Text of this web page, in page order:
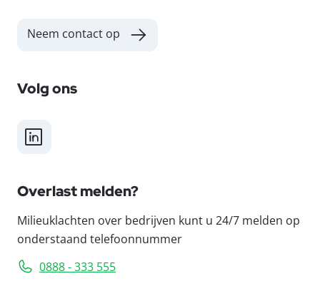
Neem contact op
Volg ons
LinkedIn
Overlast melden?
Milieuklachten over bedrijven kunt u 24/7 melden op
onderstaand telefoonnummer
0888 - 333 555